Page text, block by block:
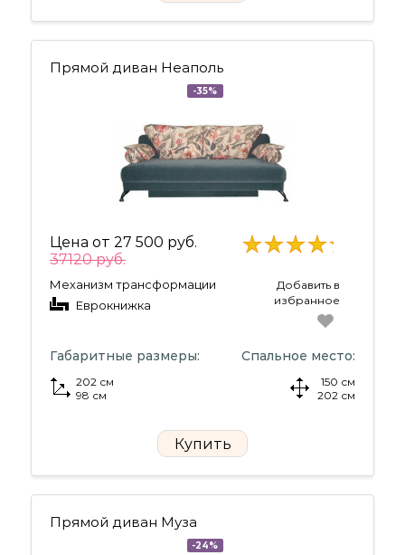
Прямой диван Неаполь
-35%
Цена от 27 500 руб.
37120 руб.
Механизм трансформации
Еврокнижка
Добавить в
избранное
Габаритные размеры:
202 см
98 см
Спальное место:
150 см
202 см
Купить
Прямой диван Муза
-24%